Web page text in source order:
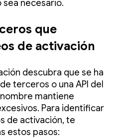
sea necesario.
que
de activación
descubra que se ha
terceros o una API del
mantiene
Para identificar
de activación, te
estos pasos: